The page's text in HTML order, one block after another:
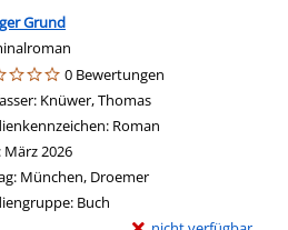
Grund
0 Bewertungen
Knüwer, Thomas
Roman
März 2026
München, Droemer
Buch